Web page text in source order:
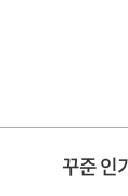
꾸준 인